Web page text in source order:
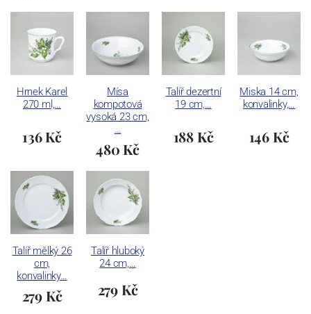
Hrnek Karel
270 ml,…
136 Kč
Mísa
kompotová
vysoká 23 cm,
…
480 Kč
Talíř dezertní
19 cm,…
188 Kč
Miska 14 cm,
konvalinky,…
146 Kč
Talíř mělký 26
cm,
konvalinky…
279 Kč
Talíř hluboký
24 cm,…
279 Kč